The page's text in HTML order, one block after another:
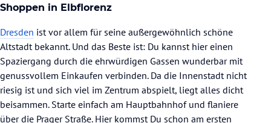
Shoppen in Elbflorenz
Dresden ist vor allem für seine außergewöhnlich schöne
Altstadt bekannt. Und das Beste ist: Du kannst hier einen
Spaziergang durch die ehrwürdigen Gassen wunderbar mit
genussvollem Einkaufen verbinden. Da die Innenstadt nicht
riesig ist und sich viel im Zentrum abspielt, liegt alles dicht
beisammen. Starte einfach am Hauptbahnhof und flaniere
über die Prager Straße. Hier kommst Du schon am ersten